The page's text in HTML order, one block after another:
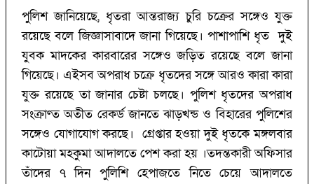
পুলিশ জানিয়েছে, ধৃতরা আন্তরাজ্য চুরি চক্রের সঙ্গেও যুক্ত
রয়েছে বলে জিজ্ঞাসাবাদে জানা গিয়েছে। পাশাপাশি ধৃত দুই
যুবক মাদকের কারবারের সঙ্গেও জড়িত রয়েছে বলে জানা
গিয়েছে। এইসব অপরাধ চক্রে ধৃতদের সঙ্গে আরও কারা কারা
যুক্ত রয়েছে তা জানার চেষ্টা চলছে। পুলিশ ধৃতদের অপরাধ
সংক্রাণ্ত অতীত রেকর্ড জানতে ঝাড়খন্ড ও বিহারের পুলিশের
সঙ্গেও যোগাযোগ করছে। গ্রেপ্তার হওয়া দুই ধৃতকে মঙ্গলবার
কাটোয়া মহকুমা আদালতে পেশ করা হয় ।তদন্তকারী অফিসার
তাঁদের ৭ দিন পুলিশি হেপাজতে নিতে চেয়ে আদালতে